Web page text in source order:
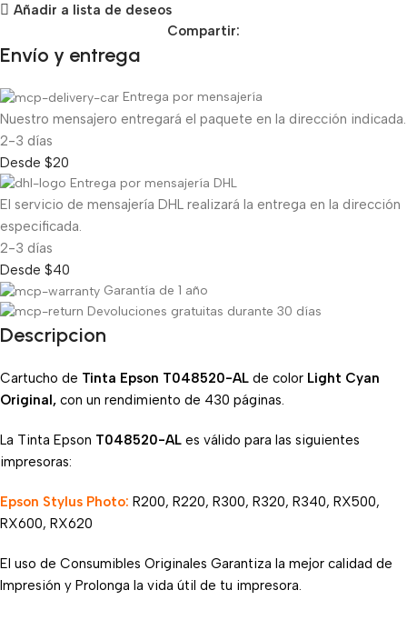
Añadir a lista de deseos
Compartir:
Envío y entrega
Entrega por mensajería
Nuestro mensajero entregará el paquete en la dirección indicada.
2-3 días
Desde $20
Entrega por mensajería DHL
El servicio de mensajería DHL realizará la entrega en la dirección
especificada.
2-3 días
Desde $40
Garantía de 1 año
Devoluciones gratuitas durante 30 días
Descripcion
Cartucho de Tinta Epson T048520-AL de color Light Cyan
Original, con un rendimiento de 430 páginas.
La Tinta Epson T048520-AL es válido para las siguientes
impresoras:
Epson Stylus Photo: R200, R220, R300, R320, R340, RX500,
RX600, RX620
El uso de Consumibles Originales Garantiza la mejor calidad de
Impresión y Prolonga la vida útil de tu impresora.